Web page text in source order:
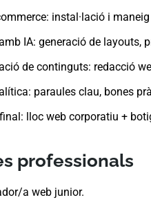
instal·lació i
IA: generació de layouts,
de continguts: redacció
paraules clau, bones
lloc web corporatiu +
professionals
a web junior.